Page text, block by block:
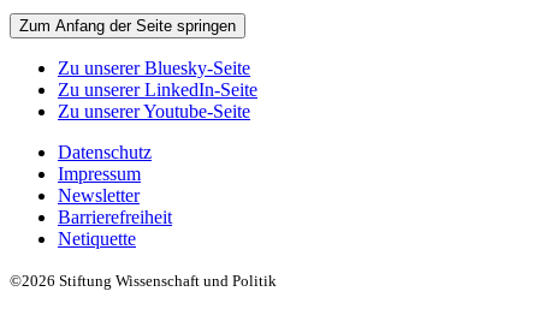
Zum Anfang der Seite springen
Zu unserer Bluesky-Seite
Zu unserer LinkedIn-Seite
Zu unserer Youtube-Seite
Datenschutz
Impressum
Newsletter
Barrierefreiheit
Netiquette
©2026 Stiftung Wissenschaft und Politik